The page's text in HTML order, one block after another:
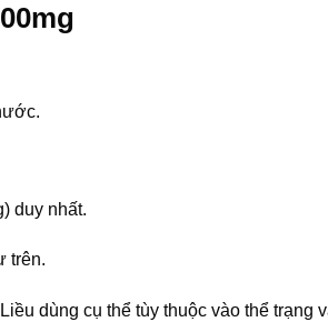
duy nhất.
trên.
dùng cụ thể tùy thuộc vào thể trạng